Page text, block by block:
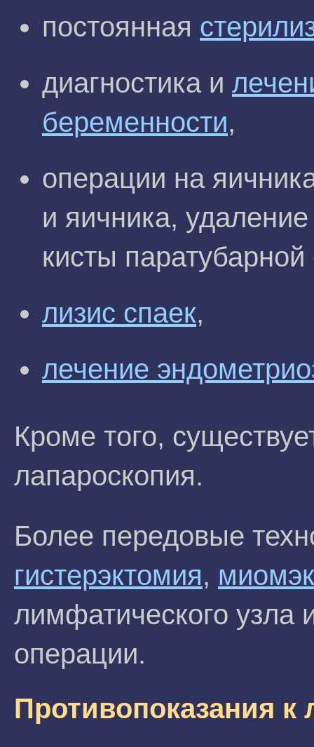
постоянная
диагностика и
беременности,
операции на
и яичника,
кисты паратубарной
лизис спаек,
лечение
Кроме того,
лапароскопия.
Более передовые
гистерэктомия,
лимфатического узла
операции.
Противопоказания к